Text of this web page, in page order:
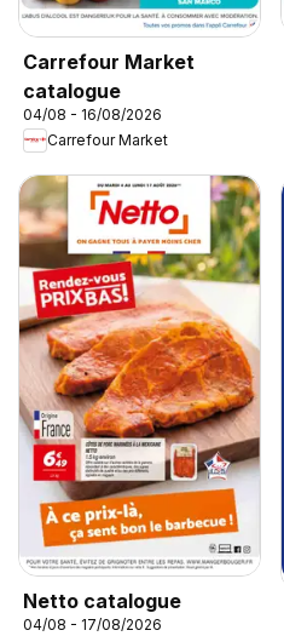
Carrefour Market
catalogue
04/08 - 16/08/2026
Carrefour Market
Netto catalogue
04/08 - 17/08/2026